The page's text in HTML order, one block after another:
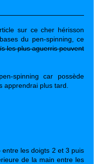
sur ce cher hérisson
du pen-spinning, ce
les plus aguerris peuvent
spinning car possède
apprendrai plus tard.
les doigts 2 et 3 puis
de la main entre les